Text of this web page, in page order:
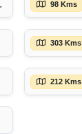
98 Kms
303 Kms
212 Kms